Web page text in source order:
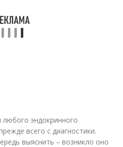
любого эндокринного
всего с диагностики.
выяснить – возникло оно